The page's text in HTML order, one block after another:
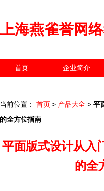
上海燕雀誉网
首页 企业简介
当前位置： 首页 > 产品大全 > 平
的全方位指南
平面版式设计从入
的全